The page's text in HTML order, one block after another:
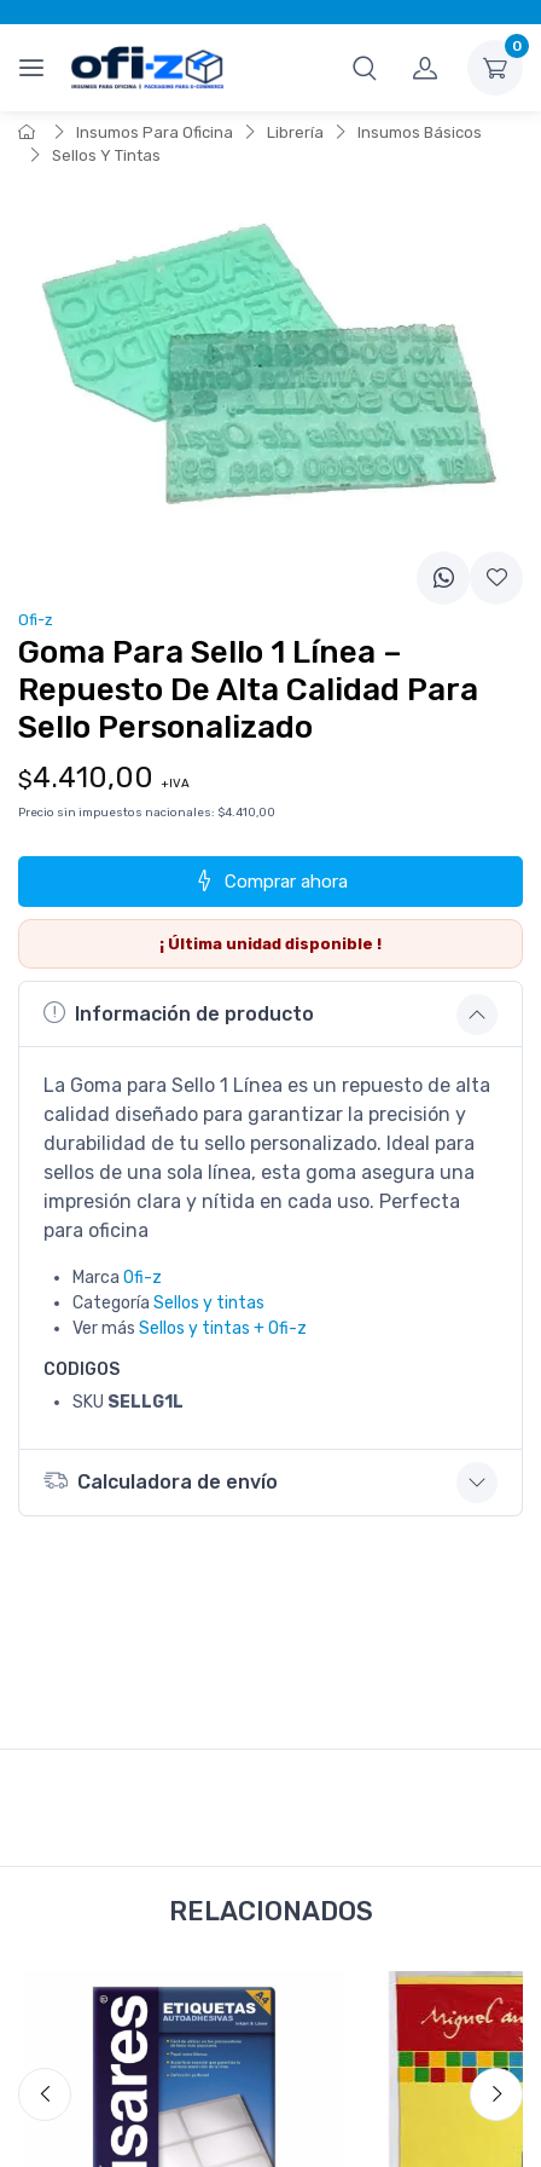
0
Insumos Para Oficina Librería
Insumos Básicos
Sellos Y Tintas
Ofi-z
Goma Para Sello 1 Línea –
Repuesto De Alta Calidad Para
Sello Personalizado
$4.410,00
+IVA
Precio sin impuestos nacionales: $4.410,00
Comprar ahora
¡ Última unidad disponible !
Información de producto
La Goma para Sello 1 Línea es un repuesto de alta
calidad diseñado para garantizar la precisión y
durabilidad de tu sello personalizado. Ideal para
sellos de una sola línea, esta goma asegura una
impresión clara y nítida en cada uso. Perfecta
para oficina
Marca Ofi-z
Categoría Sellos y tintas
Ver más Sellos y tintas + Ofi-z
CODIGOS
SKU SELLG1L
Calculadora de envío
RELACIONADOS